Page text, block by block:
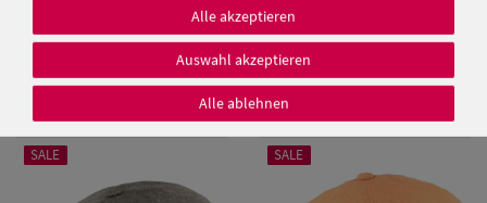
Damen Caps
Damen
Baseball Caps
Stetson uni Flat Cap Texas aus
Baumwolle mit UV-Schutz 40+
6-teilige Flatcap 100% Organic
Leinen von Hut-Breiter
59,99 €
39,99 €
SALE SALE
Alle akzeptieren
Auswahl akzeptieren
Alle ablehnen